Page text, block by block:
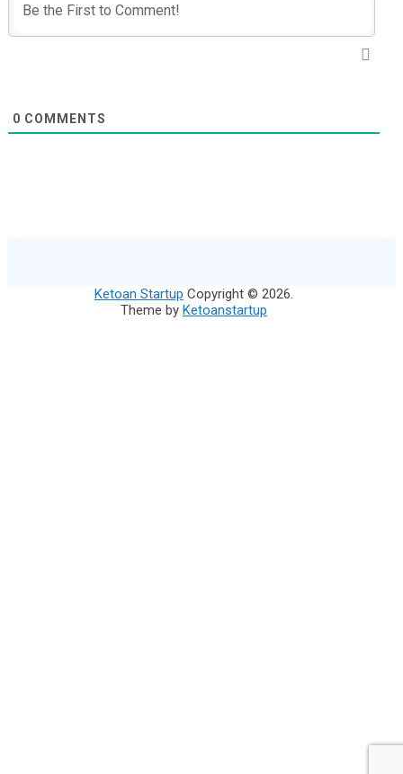
0 COMMENTS
Ketoan Startup Copyright © 2026.
Theme by Ketoanstartup